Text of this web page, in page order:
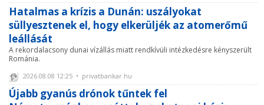
Hatalmas a krízis a Dunán: uszályokat
süllyesztenek el, hogy elkerüljék az atomerőmű
leállását
A rekordalacsony dunai vízállás miatt rendkívüli intézkedésre kényszerült
Románia.
2026.08.08 12:25 • privatbankar.hu
Újabb gyanús drónok tűntek fel